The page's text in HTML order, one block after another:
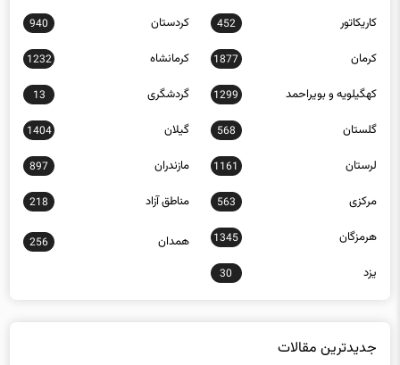
کاریکاتور 452 کردستان 940
کرمان 1877 کرمانشاه 1232
کهگیلویه و بویراحمد 1299 گردشگری 13
گلستان 568 گیلان 1404
لرستان 1161 مازندران 897
مرکزی 563 مناطق آزاد 218
هرمزگان 1345 همدان 256
یزد 30
جدیدترین مقالات